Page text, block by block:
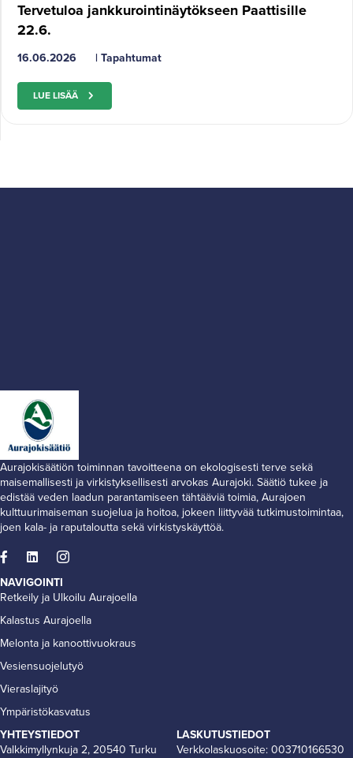
Tervetuloa jankkurointinäytökseen Paattisille
22.6.
16.06.2026 | Tapahtumat
LUE LISÄÄ
Aurajokisäätiön toiminnan tavoitteena on ekologisesti terve sekä
maisemallisesti ja virkistyksellisesti arvokas Aurajoki. Säätiö tukee ja
edistää veden laadun parantamiseen tähtääviä toimia, Aurajoen
kulttuurimaiseman suojelua ja hoitoa, jokeen liittyvää tutkimustoimintaa,
joen kala- ja raputaloutta sekä virkistyskäyttöä.
NAVIGOINTI
Retkeily ja Ulkoilu Aurajoella
Kalastus Aurajoella
Melonta ja kanoottivuokraus
Vesiensuojelutyö
Vieraslajityö
Ympäristökasvatus
YHTEYSTIEDOT
Valkkimyllynkuja 2, 20540 Turku
LASKUTUSTIEDOT
Verkkolaskuosoite: 003710166530